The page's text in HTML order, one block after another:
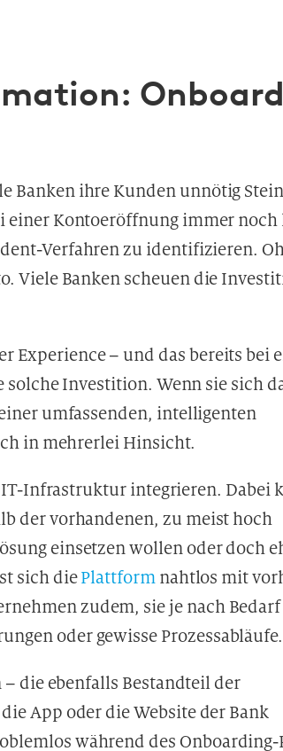
Banken ihre Kunden unnötig
einer Kontoeröffnung immer
Verfahren zu identifizieren.
Viele Banken scheuen die
Experience – und das bereits bei
Investition. Wenn sie sich
umfassenden, intelligenten
in mehrerlei Hinsicht.
Infrastruktur integrieren. Dabei
der vorhandenen, zu meist hoch
einsetzen wollen oder doch
sich diePlattformnahtlos mit
zudem, sie je nach Bedarf
oder gewisse Prozessabläufe.
die ebenfalls Bestandteil der
App oder die Website der Bank
während des Onboarding-